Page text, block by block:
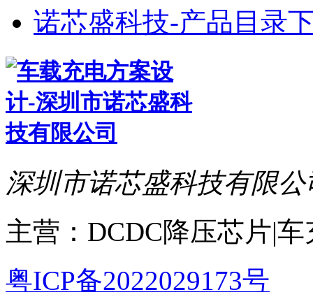
诺芯盛科技-产品目录
深圳市诺芯盛科技有限公
主营：DCDC降压芯片|
粤ICP备2022029173号